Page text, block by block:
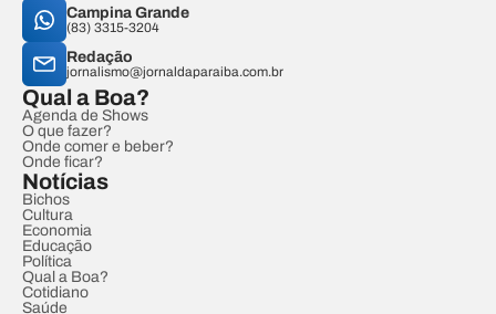
Campina Grande
(83) 3315-3204
Redação
jornalismo@jornaldaparaiba.com.br
Qual a Boa?
Agenda de Shows
O que fazer?
Onde comer e beber?
Onde ficar?
Notícias
Bichos
Cultura
Economia
Educação
Política
Qual a Boa?
Cotidiano
Saúde